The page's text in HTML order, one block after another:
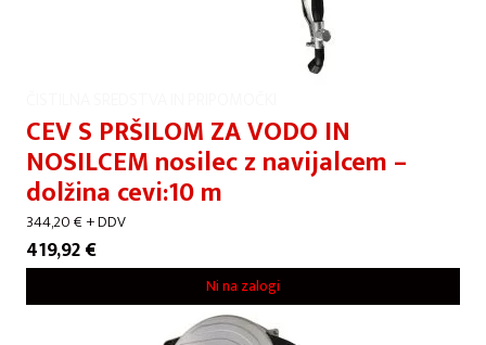
CEV S PRŠILOM ZA VODO IN
NOSILCEM nosilec z navijalcem –
dolžina cevi:10 m
344,20€+ DDV
419,92€
Ni na zalogi